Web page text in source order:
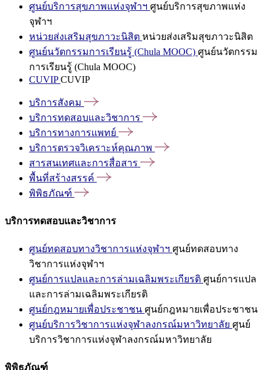
ศูนย์บริการสุขภาพแห่งจุฬาฯ ศูนย์บริการสุขภาพแห่ง
จุฬาฯ
หน่วยส่งเสริมสุขภาวะนิสิต หน่วยส่งเสริมสุขภาวะนิสิต
ศูนย์นวัตกรรมการเรียนรู้ (Chula MOOC) ศูนย์นวัตกรรม
การเรียนรู้ (Chula MOOC)
CUVIPCUVIP
บริการสังคม
บริการทดสอบและวิชาการ
บริการทางการแพทย์
บริการตรวจวิเคราะห์คุณภาพ
สารสนเทศและการสื่อสาร
พื้นที่สร้างสรรค์
พิพิธภัณฑ์
บริการทดสอบและวิชาการ
ศูนย์ทดสอบทางวิชาการแห่งจุฬาฯ ศูนย์ทดสอบทาง
วิชาการแห่งจุฬาฯ
ศูนย์การแปลและการล่ามเฉลิมพระเกียรติ ศูนย์การแปล
และการล่ามเฉลิมพระเกียรติ
ศูนย์กฎหมายเพื่อประชาชน ศูนย์กฎหมายเพื่อประชาชน
ศูนย์บริการวิชาการแห่งจุฬาลงกรณ์มหาวิทยาลัย ศูนย์
บริการวิชาการแห่งจุฬาลงกรณ์มหาวิทยาลัย
พิพิธภัณฑ์